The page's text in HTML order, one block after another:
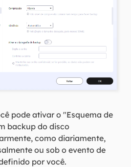
pode ativar o "Esquema de
backup do disco
como diariamente,
ou sob o evento de
por você.